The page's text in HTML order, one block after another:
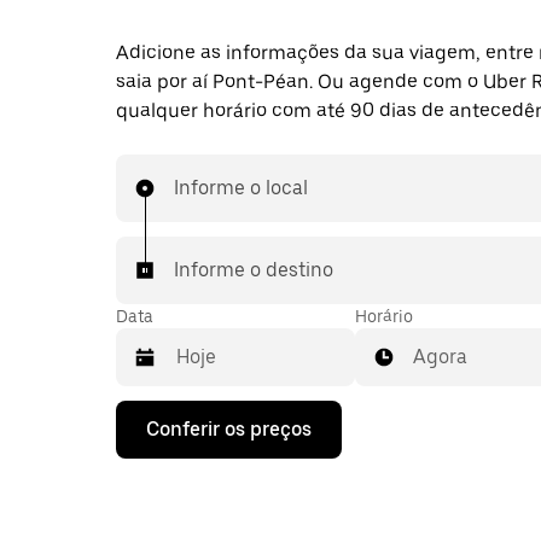
Adicione as informações da sua viagem, entre
saia por aí Pont-Péan. Ou agende com o Uber
qualquer horário com até 90 dias de
Informe o local
Informe o destino
Data
Pressione
seta
Horário
Agora
Conferir os preços